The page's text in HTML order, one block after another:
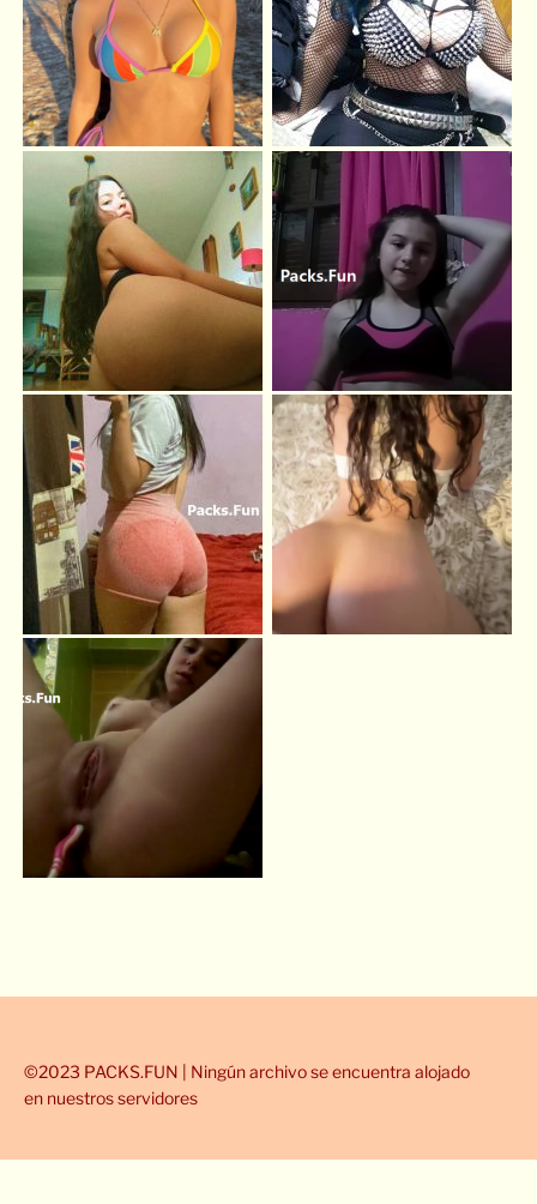
©2023 PACKS.FUN | Ningún archivo se encuentra alojado
en nuestros servidores